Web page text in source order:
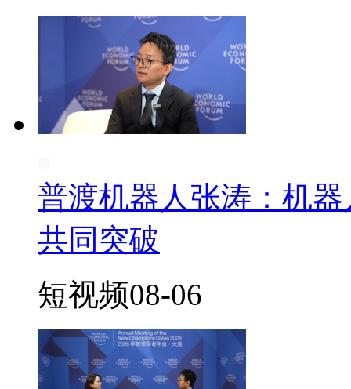
普渡机器人张涛：机
共同突破
短视频08-06